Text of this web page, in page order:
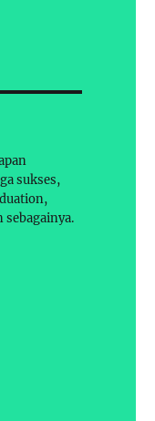
sukses,